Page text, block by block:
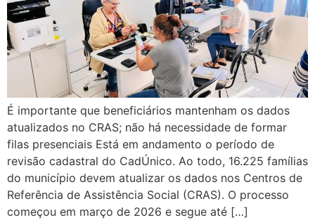
É importante que beneficiários mantenham os dados
atualizados no CRAS; não há necessidade de formar
filas presenciais Está em andamento o período de
revisão cadastral do CadÚnico. Ao todo, 16.225 famílias
do município devem atualizar os dados nos Centros de
Referência de Assistência Social (CRAS). O processo
começou em março de 2026 e segue até […]